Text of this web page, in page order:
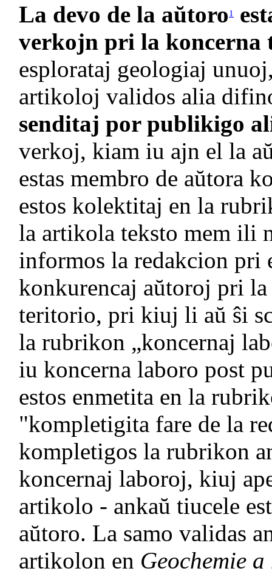
La devo de la aŭtoro1
verkojn pri la koncerna
esplorataj geologiaj
artikoloj validos alia
senditaj por publikigo
verkoj, kiam iu ajn el la
estas membro de aŭtora
estos kolektitaj en la
la artikola teksto mem ili
informos la redakcion pri
konkurencaj aŭtoroj pri la
teritorio, pri kiuj li aŭ ŝi
la rubrikon „koncernaj
iu koncerna laboro post
estos enmetita en la
"kompletigita fare de la
kompletigos la rubrikon
koncernaj laboroj, kiuj
artikolo - ankaŭ tiucele
aŭtoro. La samo validas
artikolon en Geochemie